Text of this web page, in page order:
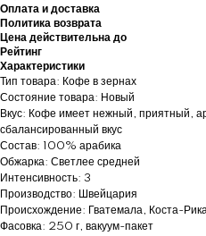
Оплата и доставка
Политика возврата
Цена действительна до
Рейтинг
Характеристики
Тип товара: Кофе в зернах
Состояние товара: Новый
Вкус: Кофе имеет нежный, приятный,
сбалансированный вкус
Состав: 100% арабика
Обжарка: Светлее средней
Интенсивность: 3
Производство: Швейцария
Происхождение: Гватемала, Коста-
Фасовка: 250 г, вакуум-пакет